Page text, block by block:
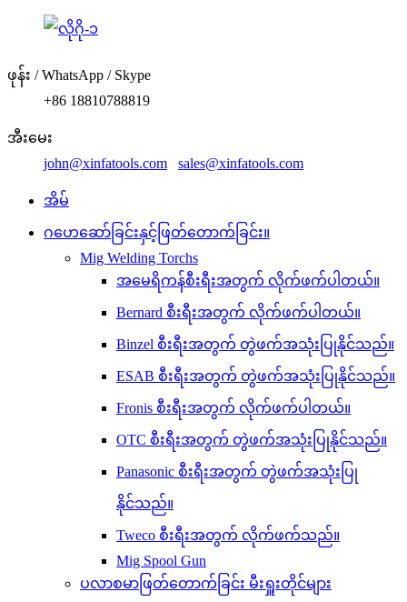
ဖုန်း / WhatsApp / Skype
+86 18810788819
အီးမေး
john@xinfatools.com
sales@xinfatools.com
အိမ်
ဂဟေဆော်ခြင်းနှင့်ဖြတ်တောက်ခြင်း။
Mig Welding Torchs
အမေရိကန်စီးရီးအတွက် လိုက်ဖက်ပါတယ်။
Bernard စီးရီးအတွက် လိုက်ဖက်ပါတယ်။
Binzel စီးရီးအတွက် တွဲဖက်အသုံးပြုနိုင်သည်။
ESAB စီးရီးအတွက် တွဲဖက်အသုံးပြုနိုင်သည်။
Fronis စီးရီးအတွက် လိုက်ဖက်ပါတယ်။
OTC စီးရီးအတွက် တွဲဖက်အသုံးပြုနိုင်သည်။
Panasonic စီးရီးအတွက် တွဲဖက်အသုံးပြု
နိုင်သည်။
Tweco စီးရီးအတွက် လိုက်ဖက်သည်။
Mig Spool Gun
ပလာစမာဖြတ်တောက်ခြင်း မီးရှူးတိုင်များ